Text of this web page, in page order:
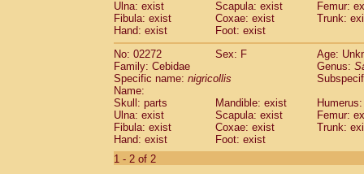
Cebidae Saguinus oedipus
Cebidae Saguinus weddelli
Cebidae Saguinusspp.
Cebidae Aotus trivirgatus
Cebidae
CebidaeCebus apella
Cebidae
Cebidae Cebus nigrivittatus
Cebidae Cebusspp.(0)
Cebidae Saimiri boliviensis
CebidaeSaimiri sciureus(0)
AtelidaeAlouatta caraya(0)
Ulna: exist
Scapula: exist
Femur:
Fibula: exist
Coxae: exist
Trunk:
Hand: exist
Foot: exist
No: 02272
Sex: F
Age:
Family: Cebidae
Genus:
Specific name: nigricollis
Name:
Skull: parts
Mandible: exist
Ulna: exist
Scapula: exist
Femur:
Fibula: exist
Coxae: exist
Trunk:
Hand: exist
Foot: exist
1 - 2 of 2